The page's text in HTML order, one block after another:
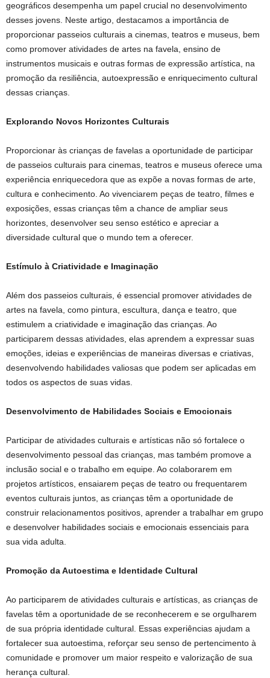
geográficos desempenha um papel crucial no desenvolvimento
desses jovens. Neste artigo, destacamos a importância de
proporcionar passeios culturais a cinemas, teatros e museus, bem
como promover atividades de artes na favela, ensino de
instrumentos musicais e outras formas de expressão artística, na
promoção da resiliência, autoexpressão e enriquecimento cultural
dessas crianças.
Explorando Novos Horizontes Culturais
Proporcionar às crianças de favelas a oportunidade de participar
de passeios culturais para cinemas, teatros e museus oferece uma
experiência enriquecedora que as expõe a novas formas de arte,
cultura e conhecimento. Ao vivenciarem peças de teatro, filmes e
exposições, essas crianças têm a chance de ampliar seus
horizontes, desenvolver seu senso estético e apreciar a
diversidade cultural que o mundo tem a oferecer.
Estímulo à Criatividade e Imaginação
Além dos passeios culturais, é essencial promover atividades de
artes na favela, como pintura, escultura, dança e teatro, que
estimulem a criatividade e imaginação das crianças. Ao
participarem dessas atividades, elas aprendem a expressar suas
emoções, ideias e experiências de maneiras diversas e criativas,
desenvolvendo habilidades valiosas que podem ser aplicadas em
todos os aspectos de suas vidas.
Desenvolvimento de Habilidades Sociais e Emocionais
Participar de atividades culturais e artísticas não só fortalece o
desenvolvimento pessoal das crianças, mas também promove a
inclusão social e o trabalho em equipe. Ao colaborarem em
projetos artísticos, ensaiarem peças de teatro ou frequentarem
eventos culturais juntos, as crianças têm a oportunidade de
construir relacionamentos positivos, aprender a trabalhar em grupo
e desenvolver habilidades sociais e emocionais essenciais para
sua vida adulta.
Promoção da Autoestima e Identidade Cultural
Ao participarem de atividades culturais e artísticas, as crianças de
favelas têm a oportunidade de se reconhecerem e se orgulharem
de sua própria identidade cultural. Essas experiências ajudam a
fortalecer sua autoestima, reforçar seu senso de pertencimento à
comunidade e promover um maior respeito e valorização de sua
herança cultural.